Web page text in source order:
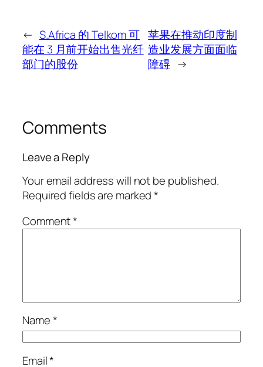
← S.Africa 的 Telkom 可
能在 3 月前开始出售光纤
部门的股份
苹果在推动印度制
造业发展方面面临
障碍 →
Comments
Leave a Reply
Your email address will not be published.
Required fields are marked*
Comment*
Name*
Email*